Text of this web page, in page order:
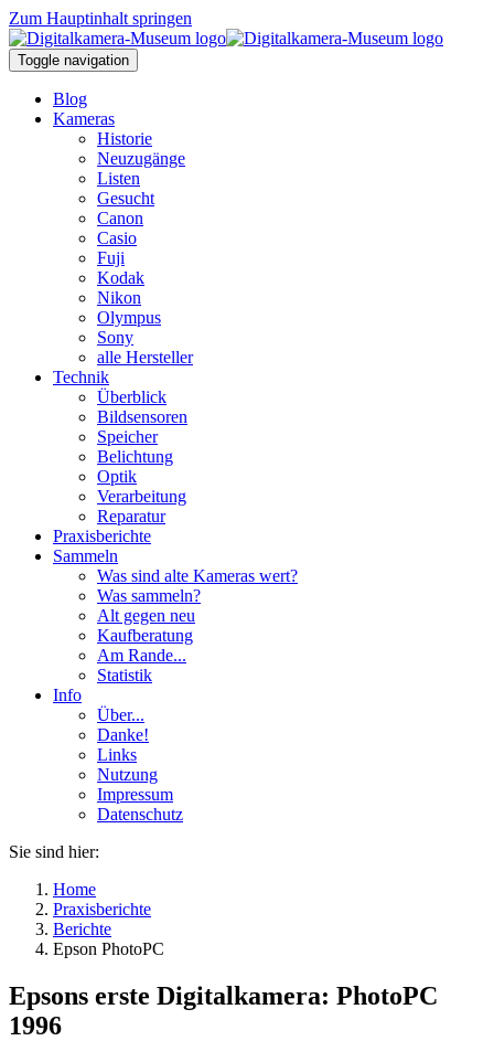
Zum Hauptinhalt springen
Toggle navigation
Blog
Kameras
Historie
Neuzugänge
Listen
Gesucht
Canon
Casio
Fuji
Kodak
Nikon
Olympus
Sony
alle Hersteller
Technik
Überblick
Bildsensoren
Speicher
Belichtung
Optik
Verarbeitung
Reparatur
Praxisberichte
Sammeln
Was sind alte Kameras wert?
Was sammeln?
Alt gegen neu
Kaufberatung
Am Rande...
Statistik
Info
Über...
Danke!
Links
Nutzung
Impressum
Datenschutz
Sie sind hier:
Home
Praxisberichte
Berichte
Epson PhotoPC
Epsons erste Digitalkamera: PhotoPC
1996